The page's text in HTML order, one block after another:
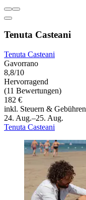
Tenuta Casteani
Tenuta Casteani
Gavorrano
8,8/10
Hervorragend
(11 Bewertungen)
182 €
inkl. Steuern & Gebühren
24. Aug.–25. Aug.
Tenuta Casteani